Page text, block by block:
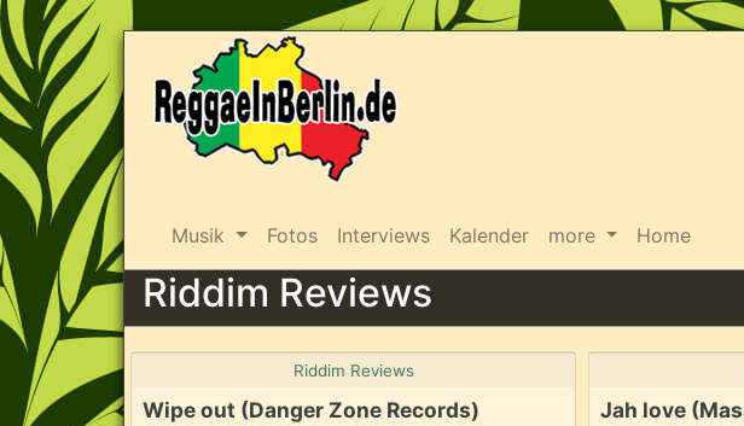
Musik Fotos Interviews Kalender more Home
Riddim Reviews
Riddim Reviews
Wipe out (Danger Zone Records)
Jah love